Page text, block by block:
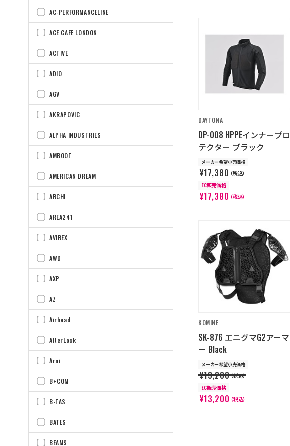
AC-PERFORMANCELINE
ACE CAFE LONDON
ACTIVE
ADIO
AGV
AKRAPOVIC
ALPHA INDUSTRIES
AMBOOT
AMERICAN DREAM
ARCHI
AREA241
AVIREX
AWD
AXP
AZ
Airhead
AlterLock
Arai
B+COM
B-TAS
BATES
BEAMS
DAYTONA
DP-008 HPPEインナープロ
テクター ブラック
メーカー希望小売価格
¥17,380（税込）
EC販売価格
¥17,380（税込）
KOMINE
SK-876 エニグマG2アーマ
ー Black
メーカー希望小売価格
¥13,200（税込）
EC販売価格
¥13,200（税込）